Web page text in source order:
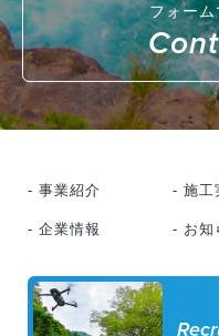
フォー
- 事業紹介 - 施工
- 企業情報 - お知